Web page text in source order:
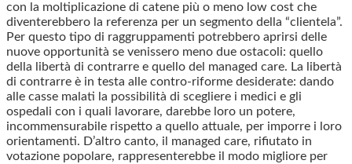
con la moltiplicazione di catene più o meno low cost che
diventerebbero la referenza per un segmento della “clientela”.
Per questo tipo di raggruppamenti potrebbero aprirsi delle
nuove opportunità se venissero meno due ostacoli: quello
della libertà di contrarre e quello del managed care. La libertà
di contrarre è in testa alle contro-riforme desiderate: dando
alle casse malati la possibilità di scegliere i medici e gli
ospedali con i quali lavorare, darebbe loro un potere,
incommensurabile rispetto a quello attuale, per imporre i loro
orientamenti. D’altro canto, il managed care, rifiutato in
votazione popolare, rappresenterebbe il modo migliore per